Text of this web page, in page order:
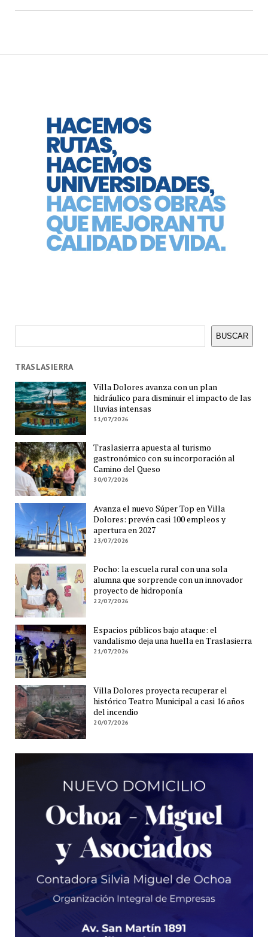
BUSCAR
TRASLASIERRA
Villa Dolores avanza con un plan
hidráulico para disminuir el impacto de las
lluvias intensas
31/07/2026
Traslasierra apuesta al turismo
gastronómico con su incorporación al
Camino del Queso
30/07/2026
Avanza el nuevo Súper Top en Villa
Dolores: prevén casi 100 empleos y
apertura en 2027
23/07/2026
Pocho: la escuela rural con una sola
alumna que sorprende con un innovador
proyecto de hidroponía
22/07/2026
Espacios públicos bajo ataque: el
vandalismo deja una huella en Traslasierra
21/07/2026
Villa Dolores proyecta recuperar el
histórico Teatro Municipal a casi 16 años
del incendio
20/07/2026